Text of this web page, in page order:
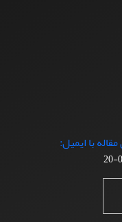
با ایمیل: